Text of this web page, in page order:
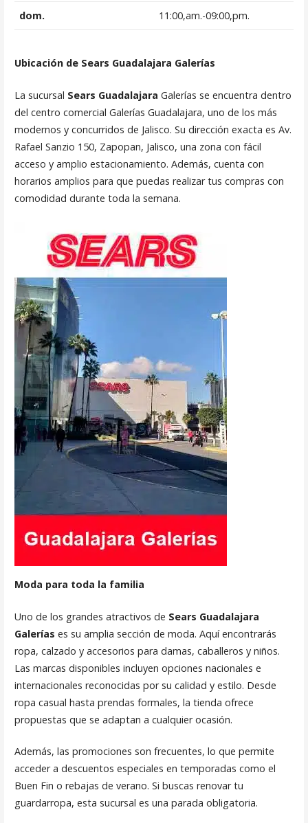
dom. 11:00,am.-09:00,pm.
Ubicación de Sears Guadalajara Galerías
La sucursal Sears Guadalajara Galerías se encuentra dentro
del centro comercial Galerías Guadalajara, uno de los más
modernos y concurridos de Jalisco. Su dirección exacta es Av.
Rafael Sanzio 150, Zapopan, Jalisco, una zona con fácil
acceso y amplio estacionamiento. Además, cuenta con
horarios amplios para que puedas realizar tus compras con
comodidad durante toda la semana.
Moda para toda la familia
Uno de los grandes atractivos de Sears Guadalajara
Galerías es su amplia sección de moda. Aquí encontrarás
ropa, calzado y accesorios para damas, caballeros y niños.
Las marcas disponibles incluyen opciones nacionales e
internacionales reconocidas por su calidad y estilo. Desde
ropa casual hasta prendas formales, la tienda ofrece
propuestas que se adaptan a cualquier ocasión.
Además, las promociones son frecuentes, lo que permite
acceder a descuentos especiales en temporadas como el
Buen Fin o rebajas de verano. Si buscas renovar tu
guardarropa, esta sucursal es una parada obligatoria.